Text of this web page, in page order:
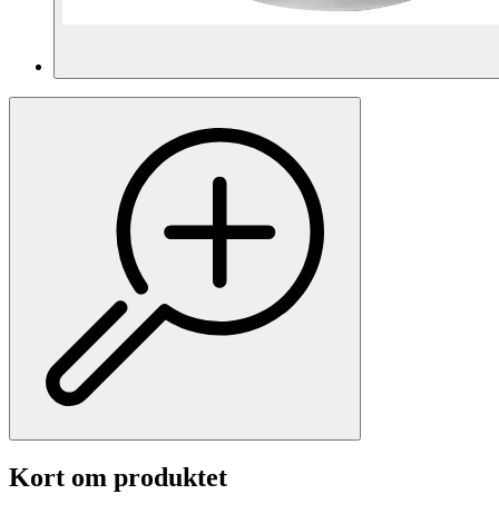
Kort om produktet